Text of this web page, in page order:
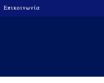
Επικοινωνία